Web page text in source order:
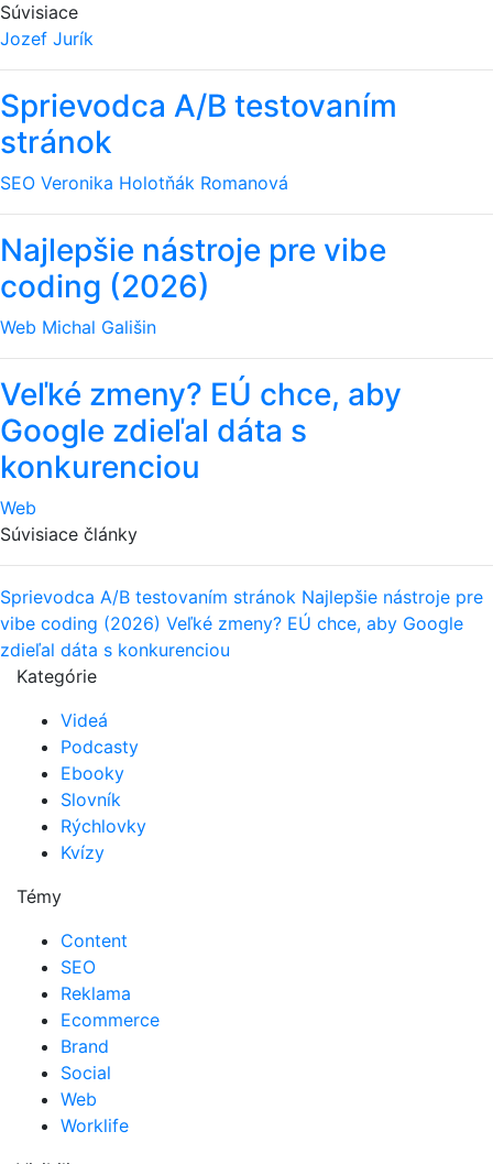
Súvisiace
Jozef Jurík
Sprievodca A/B testovaním
stránok
SEO Veronika Holotňák Romanová
Najlepšie nástroje pre vibe
coding (2026)
Web Michal Gališin
Veľké zmeny? EÚ chce, aby
Google zdieľal dáta s
konkurenciou
Web
Súvisiace články
Sprievodca A/B testovaním stránok Najlepšie nástroje pre
vibe coding (2026) Veľké zmeny? EÚ chce, aby Google
zdieľal dáta s konkurenciou
Kategórie
Videá
Podcasty
Ebooky
Slovník
Rýchlovky
Kvízy
Témy
Content
SEO
Reklama
Ecommerce
Brand
Social
Web
Worklife